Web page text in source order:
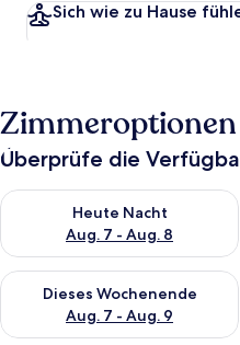
Sich wie zu Hause
Zimmeroptionen
Überprüfe die
Heute Nacht
Aug. 7 - Aug. 8
Überprüfe die Verfügbarkeit
Dieses Wochenende
Aug. 7 - Aug. 9
Überprüfe die Verfügbarkeit